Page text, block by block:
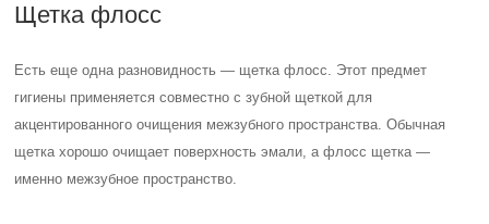
Щетка флосс
Есть еще одна разновидность — щетка флосс. Этот предмет
гигиены применяется совместно с зубной щеткой для
акцентированного очищения межзубного пространства. Обычная
щетка хорошо очищает поверхность эмали, а флосс щетка —
именно межзубное пространство.